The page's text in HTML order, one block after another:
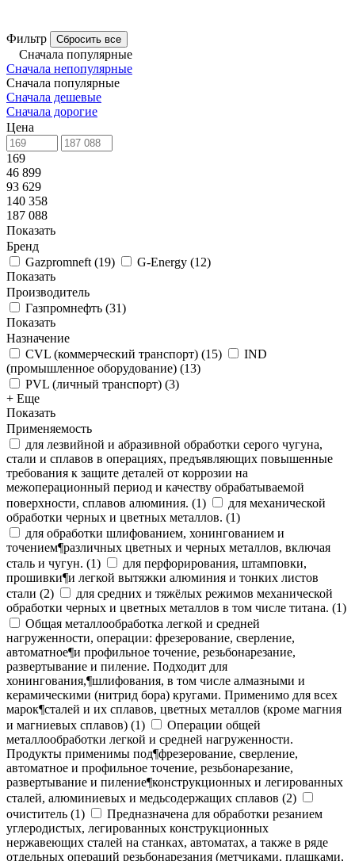
Фильтр Сбросить все
Сначала популярные
Сначала непопулярные
Сначала популярные
Сначала дешевые
Сначала дорогие
Цена
169
46 899
93 629
140 358
187 088
Показать
Бренд
Gazpromneft (19) G-Energy (12)
Показать
Производитель
Газпромнефть (31)
Показать
Назначение
CVL (коммерческий транспорт) (15)
IND
(промышленное оборудование) (13)
PVL (личный транспорт) (3)
+ Еще
Показать
Применяемость
для лезвийной и абразивной обработки серого чугуна,
стали и сплавов в операциях, предъявляющих повышенные
требования к защите деталей от коррозии на
межоперационный период и качеству обрабатываемой
поверхности, сплавов алюминия. (1)
для механической
обработки черных и цветных металлов. (1)
для обработки шлифованием, хонингованием и
точением¶различных цветных и черных металлов, включая
сталь и чугун. (1)
для перфорирования, штамповки,
прошивки¶и легкой вытяжки алюминия и тонких листов
стали (2)
для средних и тяжёлых режимов механической
обработки черных и цветных металлов в том числе титана. (1)
Общая металлообработка легкой и средней
нагруженности, операции: фрезерование, сверление,
автоматное¶и профильное точение, резьбонарезание,
развертывание и пиление. Подходит для
хонингования,¶шлифования, в том числе алмазными и
керамическими (нитрид бора) кругами. Применимо для всех
марок¶сталей и их сплавов, цветных металлов (кроме магния
и магниевых сплавов) (1)
Операции общей
металлообработки легкой и средней нагруженности.
Продукты применимы под¶фрезерование, сверление,
автоматное и профильное точение, резьбонарезание,
развертывание и пиление¶конструкционных и легированных
сталей, алюминиевых и медьсодержащих сплавов (2)
очиститель (1)
Предназначена для обработки резанием
углеродистых, легированных конструкционных
нержавеющих сталей на станках, автоматах, а также в ряде
отдельных операций резьбонарезания (метчиками, плашками,